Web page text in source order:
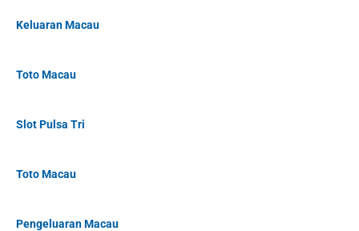
Keluaran Macau
Toto Macau
Slot Pulsa Tri
Toto Macau
Pengeluaran Macau